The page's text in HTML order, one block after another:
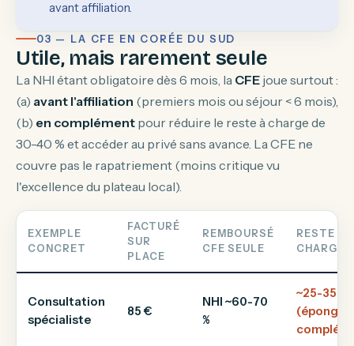
avant affiliation.
03 — LA CFE EN CORÉE DU SUD
Utile, mais rarement seule
La NHI étant obligatoire dès 6 mois, la CFE joue surtout :
(a) avant l'affiliation (premiers mois ou séjour < 6 mois),
(b) en complément pour réduire le reste à charge de
30-40 % et accéder au privé sans avance. La CFE ne
couvre pas le rapatriement (moins critique vu
l'excellence du plateau local).
EXEMPLE
CONCRET
FACTURÉ
SUR
PLACE
REMBOURSÉ
CFE SEULE
RESTE À
CHARGE
Consultation
spécialiste
85 €
NHI ~60-70
%
~25-35 €
(épongé